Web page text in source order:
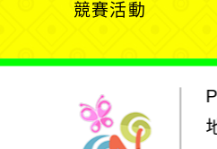
競賽活動